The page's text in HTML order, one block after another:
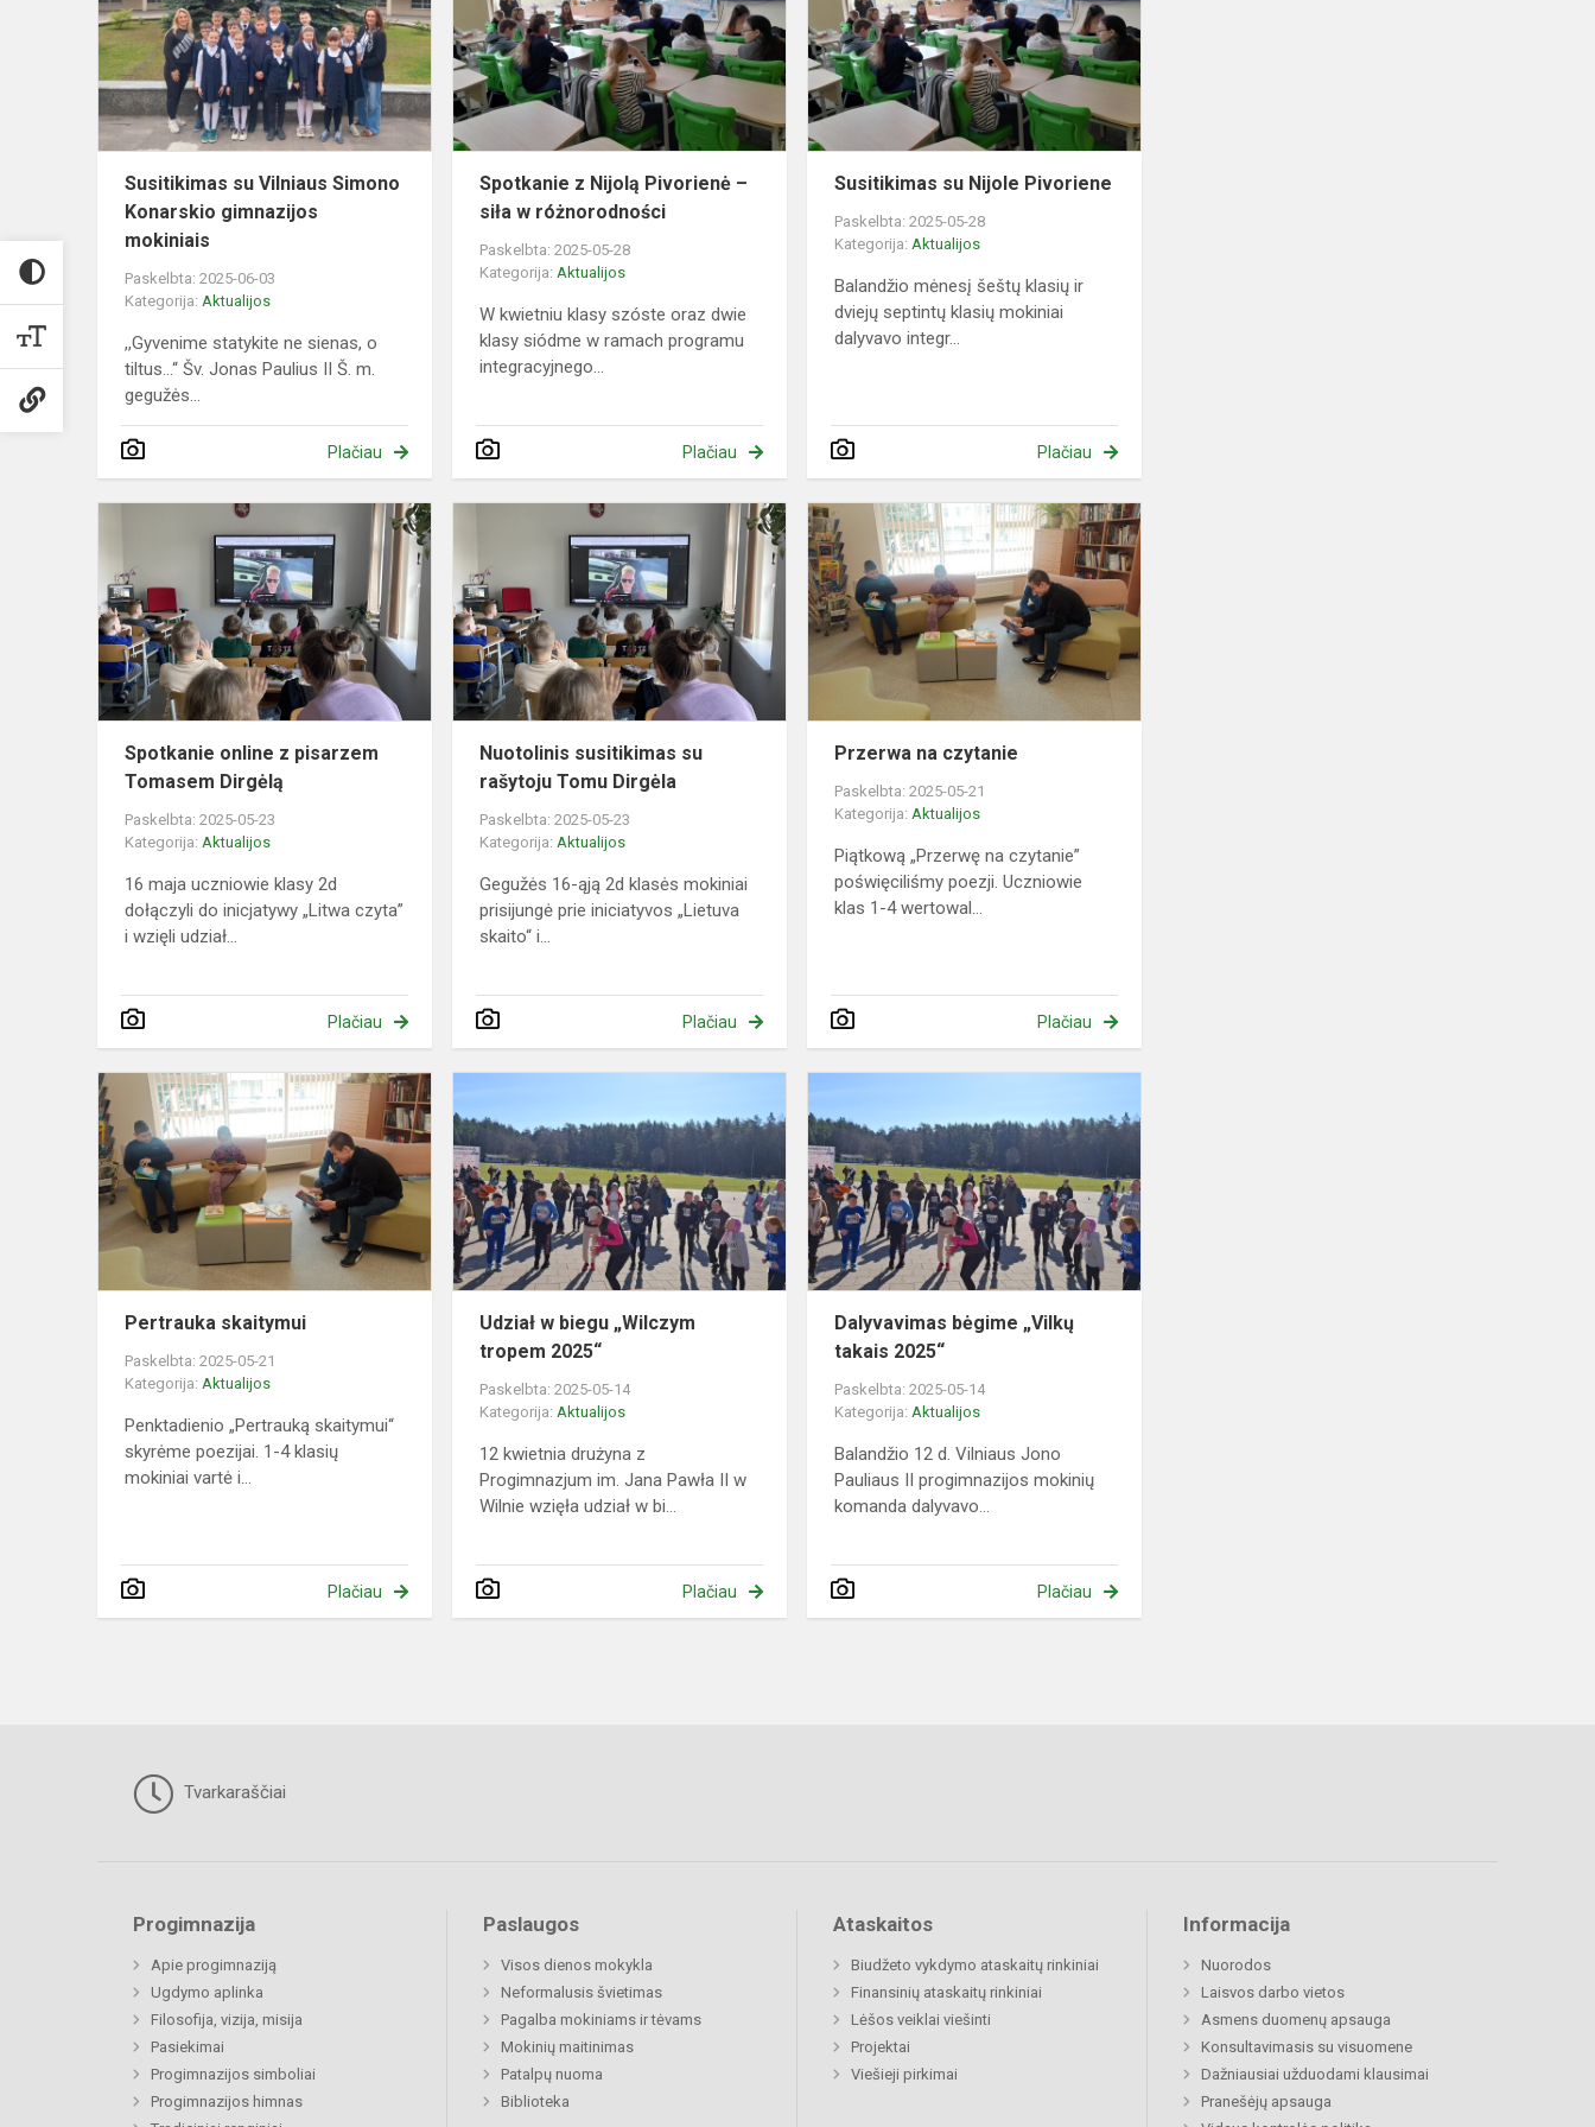
Simono
Konarskio
gimnazijos
mokinia...
Susitikimas su Vilniaus Simono
Konarskio gimnazijos
mokiniais
Paskelbta: 2025-06-03
Kategorija: Aktualijos
,,Gyvenime statykite ne sienas, o
tiltus...“ Šv. Jonas Paulius II Š. m.
gegužės...
Plačiau
Pivorienė
–
siła
różnorodności
Spotkanie z Nijolą Pivorienė –
siła w różnorodności
Paskelbta: 2025-05-28
Kategorija:Aktualijos
W kwietniu klasy szóste oraz dwie
klasy siódme w ramach programu
integracyjnego...
Plačiau
Pivoriene
Susitikimas su Nijole Pivoriene
Paskelbta: 2025-05-28
Kategorija:Aktualijos
Balandžio mėnesį šeštų klasių ir
dviejų septintų klasių mokiniai
dalyvavo integr...
Plačiau
Spotkanie
online
pisarzem
Tomasem
Dirgėlą
Spotkanie online z pisarzem
Tomasem Dirgėlą
Paskelbta: 2025-05-23
Kategorija: Aktualijos
16 maja uczniowie klasy 2d
dołączyli do inicjatywy „Litwa czyta”
i wzięli udział...
Plačiau
Nuotolinis
susitikimas
rašytoju
Tomu
Nuotolinis susitikimas su
rašytoju Tomu Dirgėla
Paskelbta: 2025-05-23
Kategorija:Aktualijos
Gegužės 16-ąją 2d klasės mokiniai
prisijungė prie iniciatyvos „Lietuva
skaito“ i...
Plačiau
Przerwa
Przerwa na czytanie
Paskelbta: 2025-05-21
Kategorija:Aktualijos
Piątkową „Przerwę na czytanie”
poświęciliśmy poezji. Uczniowie
klas 1-4 wertowal...
Plačiau
skaitymui
Pertrauka skaitymui
Paskelbta: 2025-05-21
Kategorija: Aktualijos
Penktadienio „Pertrauką skaitymui“
skyrėme poezijai. 1-4 klasių
mokiniai vartė i...
Plačiau
w
biegu
„Wilczym
tropem
2025“
Udział w biegu „Wilczym
tropem 2025“
Paskelbta: 2025-05-14
Kategorija:Aktualijos
12 kwietnia drużyna z
Progimnazjum im. Jana Pawła II w
Wilnie wzięła udział w bi...
Plačiau
bėgime
2025“
Dalyvavimas bėgime „Vilkų
takais 2025“
Paskelbta: 2025-05-14
Kategorija:Aktualijos
Balandžio 12 d. Vilniaus Jono
Pauliaus II progimnazijos mokinių
komanda dalyvavo...
Plačiau
Tvarkaraščiai
Progimnazija
Apie progimnaziją
Ugdymo aplinka
Filosofija, vizija, misija
Pasiekimai
Progimnazijos simboliai
Progimnazijos himnas
Paslaugos
Visos dienos mokykla
Neformalusis švietimas
Pagalba mokiniams ir tėvams
Mokinių maitinimas
Patalpų nuoma
Biblioteka
Ataskaitos
Biudžeto vykdymo ataskaitų rinkiniai
Finansinių ataskaitų rinkiniai
Lėšos veiklai viešinti
Projektai
Viešieji pirkimai
Informacija
Nuorodos
Laisvos darbo vietos
Asmens duomenų apsauga
Konsultavimasis su visuomene
Dažniausiai užduodami klausimai
Pranešėjų apsauga